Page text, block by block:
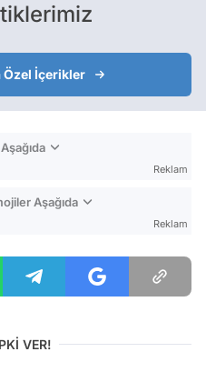
Özel İçerikler
Reklam
Aşağıda
Reklam
VER!